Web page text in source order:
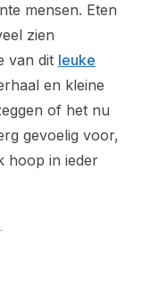
mensen. Eten
zien
van dit leuke
en kleine
of het nu
gevoelig voor,
hoop in ieder